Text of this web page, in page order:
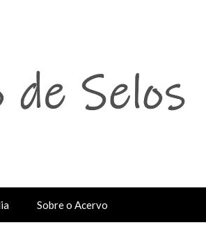
Sobre o Acervo